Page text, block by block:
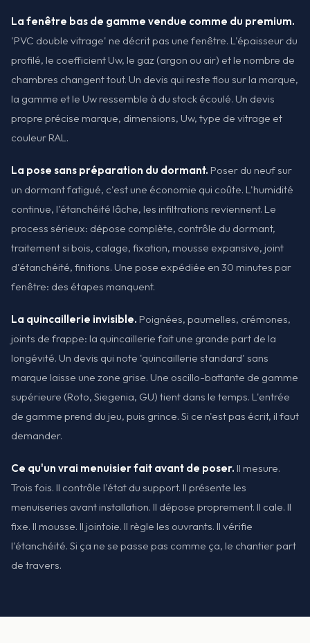
La fenêtre bas de gamme vendue comme du premium.
'PVC double vitrage' ne décrit pas une fenêtre. L'épaisseur du
profilé, le coefficient Uw, le gaz (argon ou air) et le nombre de
chambres changent tout. Un devis qui reste flou sur la marque,
la gamme et le Uw ressemble à du stock écoulé. Un devis
propre précise marque, dimensions, Uw, type de vitrage et
couleur RAL.
La pose sans préparation du dormant. Poser du neuf sur
un dormant fatigué, c'est une économie qui coûte. L'humidité
continue, l'étanchéité lâche, les infiltrations reviennent. Le
process sérieux: dépose complète, contrôle du dormant,
traitement si bois, calage, fixation, mousse expansive, joint
d'étanchéité, finitions. Une pose expédiée en 30 minutes par
fenêtre: des étapes manquent.
La quincaillerie invisible. Poignées, paumelles, crémones,
joints de frappe: la quincaillerie fait une grande part de la
longévité. Un devis qui note 'quincaillerie standard' sans
marque laisse une zone grise. Une oscillo-battante de gamme
supérieure (Roto, Siegenia, GU) tient dans le temps. L'entrée
de gamme prend du jeu, puis grince. Si ce n'est pas écrit, il faut
demander.
Ce qu'un vrai menuisier fait avant de poser. Il mesure.
Trois fois. Il contrôle l'état du support. Il présente les
menuiseries avant installation. Il dépose proprement. Il cale. Il
fixe. Il mousse. Il jointoie. Il règle les ouvrants. Il vérifie
l'étanchéité. Si ça ne se passe pas comme ça, le chantier part
de travers.